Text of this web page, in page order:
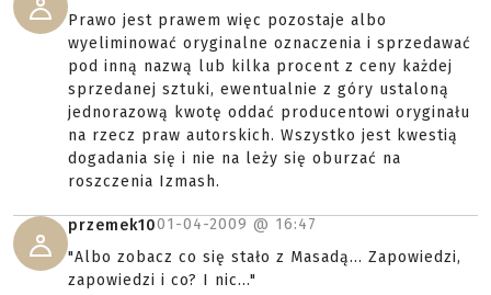
Prawo jest prawem więc pozostaje albo
wyeliminować oryginalne oznaczenia i sprzedawać
pod inną nazwą lub kilka procent z ceny każdej
sprzedanej sztuki, ewentualnie z góry ustaloną
jednorazową kwotę oddać producentowi oryginału
na rzecz praw autorskich. Wszystko jest kwestią
dogadania się i nie na leży się oburzać na
roszczenia Izmash.
przemek1001-04-2009 @ 16:47
"Albo zobacz co się stało z Masadą... Zapowiedzi,
zapowiedzi i co? I nic..."